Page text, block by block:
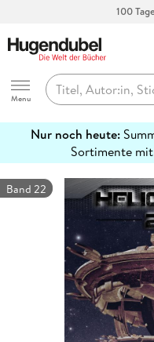
100
Hugendubel
Menu
Nur noch heute:
Sortimente
erfahren
Band 22